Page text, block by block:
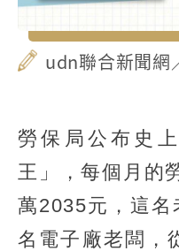
udn聯合新聞網
勞保局公布史
王」，每個月的
萬2035元，這名
名電子廠老闆，